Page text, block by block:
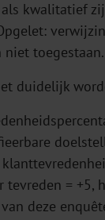
kwalitatief
toegestaan.
duidelijk
= +5,
deze